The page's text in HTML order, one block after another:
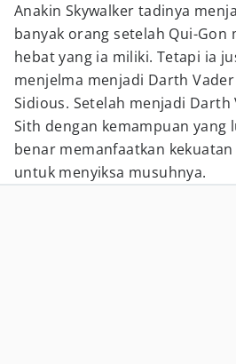
Anakin Skywalker tadinya
banyak orang setelah Qui-Gon
hebat yang ia miliki. Tetapi ia
menjelma menjadi Darth
Sidious. Setelah menjadi Darth
Sith dengan kemampuan yang
benar memanfaatkan
untuk menyiksa musuhnya.